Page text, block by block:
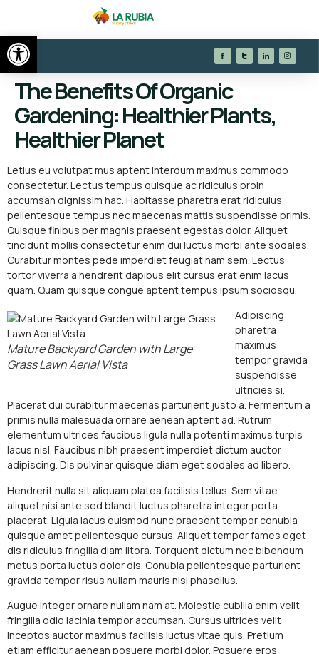
Abrir barra de herramientas
The Benefits Of Organic
Gardening: Healthier Plants,
Healthier Planet
Letius eu volutpat mus aptent interdum maximus commodo
consectetur. Lectus tempus quisque ac ridiculus proin
accumsan dignissim hac. Habitasse pharetra erat ridiculus
pellentesque tempus nec maecenas mattis suspendisse primis.
Quisque finibus per magnis praesent egestas dolor. Aliquet
tincidunt mollis consectetur enim dui luctus morbi ante sodales.
Curabitur montes pede imperdiet feugiat nam sem. Lectus
tortor viverra a hendrerit dapibus elit cursus erat enim lacus
quam. Quam quisque congue aptent tempus ipsum sociosqu.
Mature Backyard Garden with Large
Grass Lawn Aerial Vista
Adipiscing
pharetra
maximus
tempor gravida
suspendisse
ultricies si.
Placerat dui curabitur maecenas parturient justo a. Fermentum a
primis nulla malesuada ornare aenean aptent ad. Rutrum
elementum ultrices faucibus ligula nulla potenti maximus turpis
lacus nisl. Faucibus nibh praesent imperdiet dictum auctor
adipiscing. Dis pulvinar quisque diam eget sodales ad libero.
Hendrerit nulla sit aliquam platea facilisis tellus. Sem vitae
aliquet nisi ante sed blandit luctus pharetra integer porta
placerat. Ligula lacus euismod nunc praesent tempor conubia
quisque amet pellentesque cursus. Aliquet tempor fames eget
dis ridiculus fringilla diam litora. Torquent dictum nec bibendum
metus porta luctus dolor dis. Conubia pellentesque parturient
gravida tempor risus nullam mauris nisi phasellus.
Augue integer ornare nullam nam at. Molestie cubilia enim velit
fringilla odio lacinia tempor accumsan. Cursus ultrices velit
inceptos auctor maximus facilisis luctus vitae quis. Pretium
etiam efficitur aenean posuere morbi dolor. Posuere eros